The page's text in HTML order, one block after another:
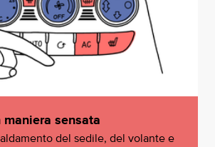
maniera sensata
del sedile, del volante e